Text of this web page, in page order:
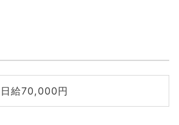
日給70,000円